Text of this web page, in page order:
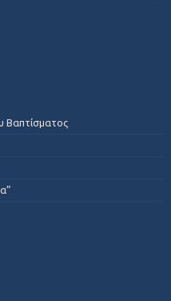
Βαπτίσματος